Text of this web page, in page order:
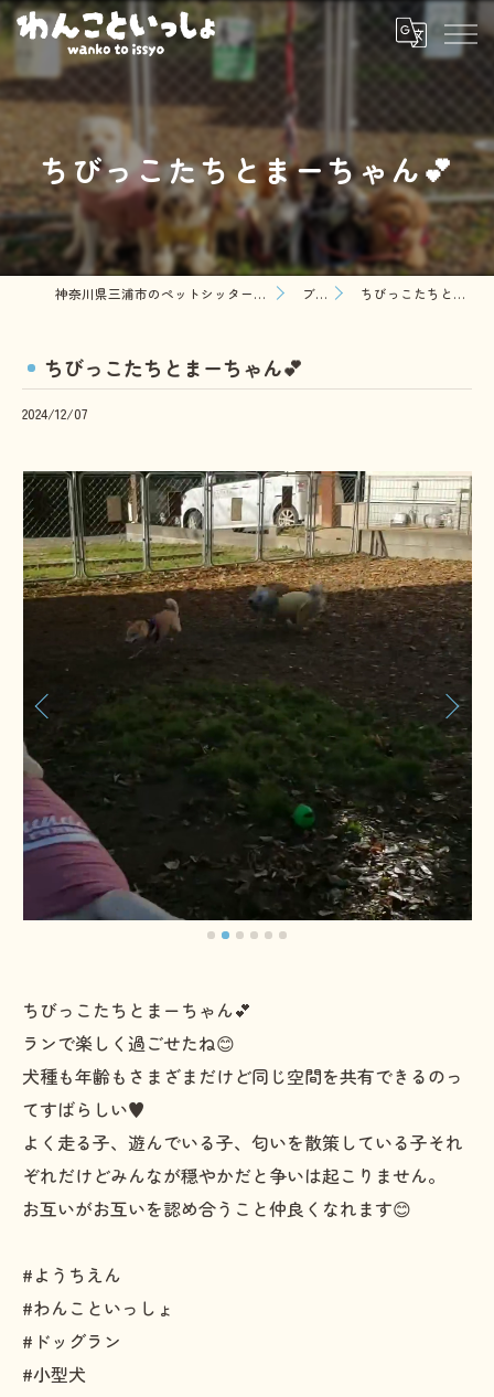
ちびっこたちとまーちゃん💕
神奈川県三浦市のペットシッターならわんこといっしょ ブログ ちびっこたちとまーちゃん💕
ちびっこたちとまーちゃん💕
2024/12/07
ちびっこたちとまーちゃん💕
ランで楽しく過ごせたね😊
犬種も年齢もさまざまだけど同じ空間を共有できるのっ
てすばらしい♥️
よく走る子、遊んでいる子、匂いを散策している子それ
ぞれだけどみんなが穏やかだと争いは起こりません。
お互いがお互いを認め合うこと仲良くなれます😊
#ようちえん
#わんこといっしょ
#ドッグラン
#小型犬